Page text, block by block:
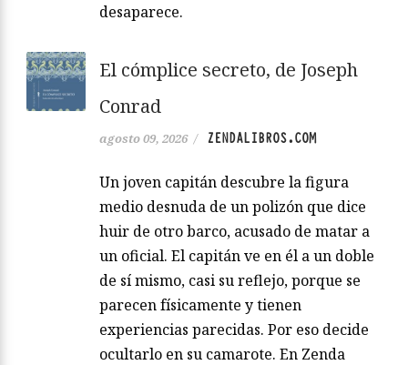
desaparece.
El cómplice secreto, de Joseph
Conrad
agosto 09, 2026 / ZENDALIBROS.COM
Un joven capitán descubre la figura
medio desnuda de un polizón que dice
huir de otro barco, acusado de matar a
un oficial. El capitán ve en él a un doble
de sí mismo, casi su reflejo, porque se
parecen físicamente y tienen
experiencias parecidas. Por eso decide
ocultarlo en su camarote. En Zenda